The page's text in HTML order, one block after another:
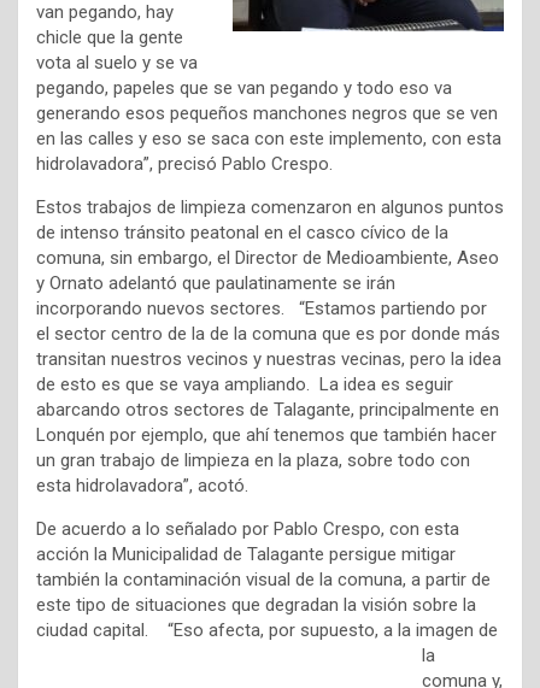
van pegando, hay
chicle que la gente
vota al suelo y se va
pegando, papeles que se van pegando y todo eso va
generando esos pequeños manchones negros que se ven
en las calles y eso se saca con este implemento, con esta
hidrolavadora”, precisó Pablo Crespo.
Estos trabajos de limpieza comenzaron en algunos puntos
de intenso tránsito peatonal en el casco cívico de la
comuna, sin embargo, el Director de Medioambiente, Aseo
y Ornato adelantó que paulatinamente se irán
incorporando nuevos sectores. “Estamos partiendo por
el sector centro de la de la comuna que es por donde más
transitan nuestros vecinos y nuestras vecinas, pero la idea
de esto es que se vaya ampliando. La idea es seguir
abarcando otros sectores de Talagante, principalmente en
Lonquén por ejemplo, que ahí tenemos que también hacer
un gran trabajo de limpieza en la plaza, sobre todo con
esta hidrolavadora”, acotó.
De acuerdo a lo señalado por Pablo Crespo, con esta
acción la Municipalidad de Talagante persigue mitigar
también la contaminación visual de la comuna, a partir de
este tipo de situaciones que degradan la visión sobre la
ciudad capital. “Eso afecta, por supuesto, a la imagen de
la
comuna y,